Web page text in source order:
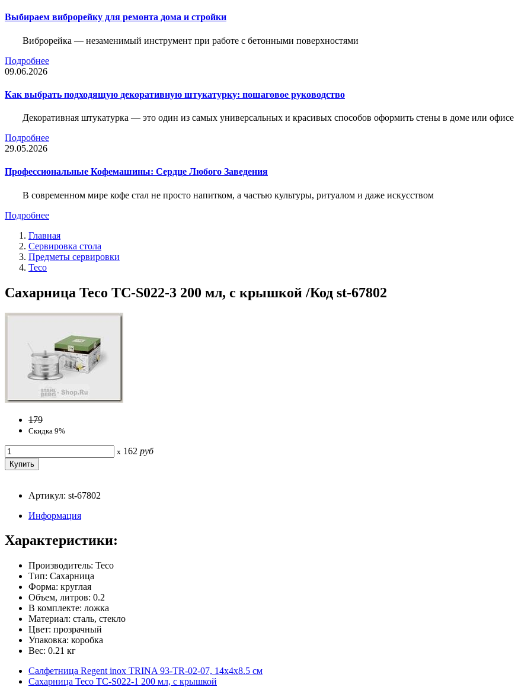
Выбираем виброрейку для ремонта дома и стройки
Виброрейка — незаменимый инструмент при работе с бетонными поверхностями
Подробнее
09.06.2026
Как выбрать подходящую декоративную штукатурку: пошаговое руководство
Декоративная штукатурка — это один из самых универсальных и красивых способов оформить стены в доме или офисе
Подробнее
29.05.2026
Профессиональные Кофемашины: Сердце Любого Заведения
В современном мире кофе стал не просто напитком, а частью культуры, ритуалом и даже искусством
Подробнее
Главная
Сервировка стола
Предметы сервировки
Teco
Сахарница Teco TC-S022-3 200 мл, с крышкой /Код st-67802
179
Скидка 9%
x 162 руб
Артикул: st-67802
Информация
Характеристики:
Производитель: Teco
Тип: Сахарница
Форма: круглая
Объем, литров: 0.2
В комплекте: ложка
Материал: сталь, стекло
Цвет: прозрачный
Упаковка: коробка
Вес: 0.21 кг
Салфетница Regent inox TRINA 93-TR-02-07, 14х4х8.5 см
Сахарница Teco TC-S022-1 200 мл, с крышкой